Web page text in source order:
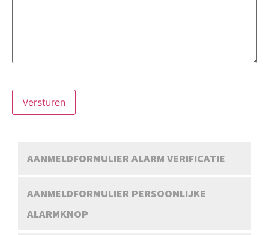
AANMELDFORMULIER ALARM VERIFICATIE
AANMELDFORMULIER PERSOONLIJKE
ALARMKNOP
Versturen